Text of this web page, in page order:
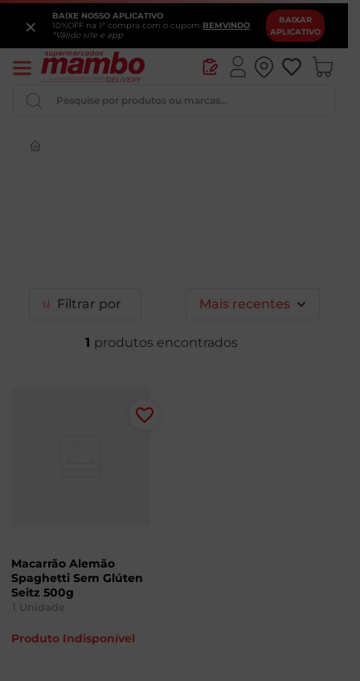
BAIXE NOSSO APLICATIVO
10%OFF na 1ª compra com o cupom BEMVINDO
*Válido site e app
BAIXAR
APLICATIVO
×
Pesquise por produtos ou marcas...
Filtrar Mais recentes
1
Produto Indisponível
Macarrão Alemão
Spaghetti Sem Glúten
Seitz 500g
1 Unidade